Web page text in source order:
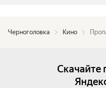
Черноголовка Кино
Скачайте